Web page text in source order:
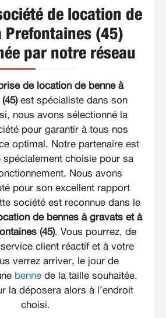
de location de
Prefontaines (45)
par notre réseau
de location de benne à
est spécialiste dans son
nous avons sélectionné la
pour garantir à tous nos
optimal. Notre partenaire est
spécialement choisie pour sa
Nous avons
pour son excellent rapport
société est reconnue dans le
de bennes à gravats et à
(45). Vous pourrez, de
client réactif et à votre
verrez arriver, le jour de
benne de la taille souhaitée.
la déposera alors à l’endroit
choisi.